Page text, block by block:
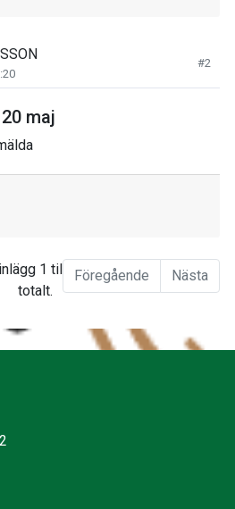
#2
maj
1 till 2 av 2
totalt.
Föregående Nästa